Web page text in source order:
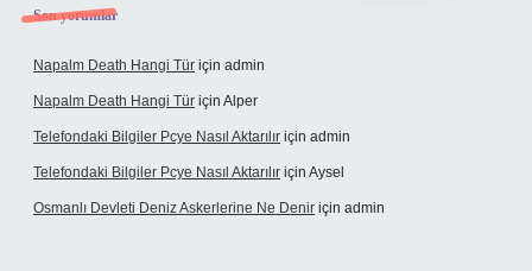
Son yorumlar
Napalm Death Hangi Tür için admin
Napalm Death Hangi Tür için Alper
Telefondaki Bilgiler Pcye Nasıl Aktarılır için admin
Telefondaki Bilgiler Pcye Nasıl Aktarılır için Aysel
Osmanlı Devleti Deniz Askerlerine Ne Denir için admin